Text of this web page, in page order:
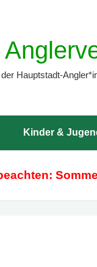
Hauptstadt-
Kinder &